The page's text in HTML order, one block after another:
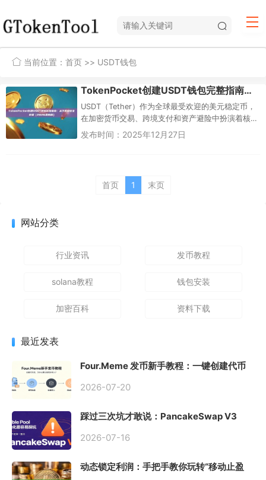
当前位置： 首页 >> USDT钱包
TokenPocket创建USDT钱包完整指南：从下载到安全存储（2026最新版）
USDT（Tether）作为全球最受欢迎的美元稳定币，
在加密货币交易、跨境支付和资产避险中扮演着核
心角色。要安全持有和使用USDT，选择一个支持多
发布时间：2025年12月27日
首页 1 末页
网站分类
行业资讯 发币教程
solana教程 钱包安装
加密百科 资料下载
最近发表
Four.Meme 发币新手教程：一键创建代币
2026-07-20
踩过三次坑才敢说：PancakeSwap V3
初始化
2026-07-16
动态锁定利润：手把手教你玩转“移动止盈